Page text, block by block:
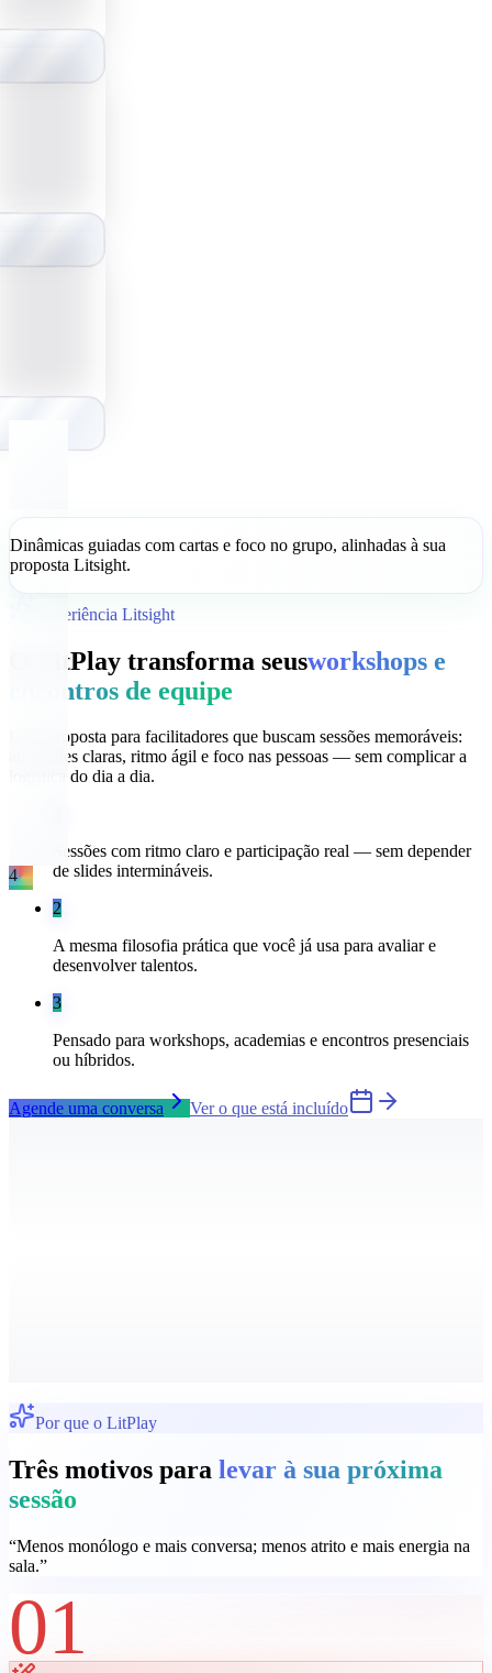
4
Dinâmicas guiadas com cartas e foco no grupo, alinhadas à sua
proposta Litsight.
Experiência Litsight
O LitPlay transforma seusworkshops e
encontros de equipe
Uma proposta para facilitadores que buscam sessões memoráveis:
atividades claras, ritmo ágil e foco nas pessoas — sem complicar a
logística do dia a dia.
Sessões com ritmo claro e participação real — sem depender
de slides intermináveis.
2
A mesma filosofia prática que você já usa para avaliar e
desenvolver talentos.
3
Pensado para workshops, academias e encontros presenciais
ou híbridos.
Agende uma conversa Ver o que está incluído
Por que o LitPlay
Três motivos para levar à sua próxima
sessão
“Menos monólogo e mais conversa; menos atrito e mais energia na
sala.”
01